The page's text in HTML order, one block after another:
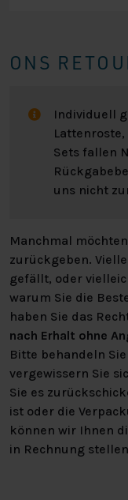
ONS
Individuell
Sets fallen
uns nicht
Manchmal
zurückgeben.
gefällt, oder
warum Sie die
haben Sie das
nach Erhalt ohne
Bitte behandeln
vergewissern Sie
Sie es
ist oder die
können wir Ihnen
in Rechnung